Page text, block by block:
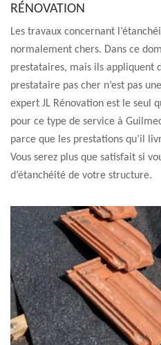
RÉNOVATION
Les travaux concernant
normalement chers. Dans ce
prestataires, mais ils appliquent
prestataire pas cher n’est pas
expert JL Rénovation est le seul
pour ce type de service à
parce que les prestations qu’il
Vous serez plus que satisfait si
d’étanchéité de votre structure.